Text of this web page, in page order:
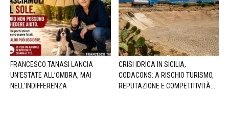
FRANCESCO TANASI LANCIA
UN’ESTATE ALL’OMBRA, MAI
NELL’INDIFFERENZA
CRISI IDRICA IN SICILIA,
CODACONS: A RISCHIO TURISMO,
REPUTAZIONE E COMPETITIVITÀ...